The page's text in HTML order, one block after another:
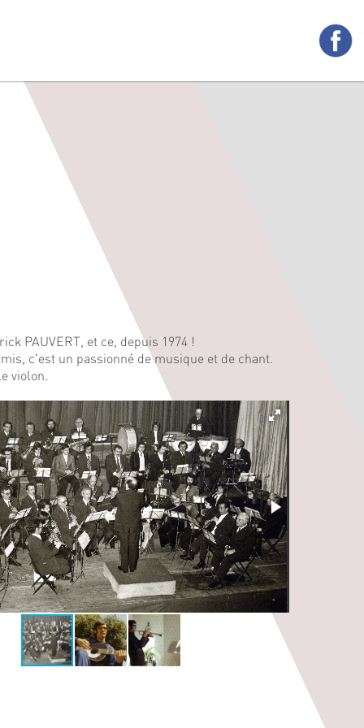
PAUVERT, et ce, depuis 1974 !
c'est un passionné de musique et de chant.
violon.